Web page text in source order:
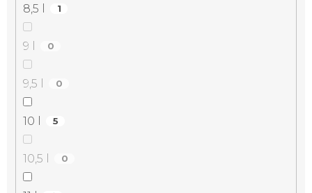
8,5 l 1
9 l 0
9,5 l 0
10 l 5
10,5 l 0